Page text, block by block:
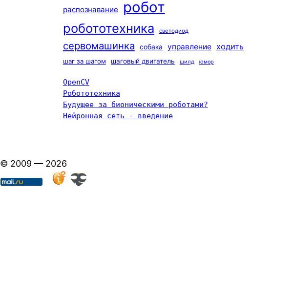
распознавание робот
робототехника светодиод
сервомашинка собака управление ходить
шаг за шагом шаговый двигатель шилд юмор
OpenCV
Робототехника
Будущее за бионическими роботами?
Нейронная сеть - введение
© 2009 — 2026